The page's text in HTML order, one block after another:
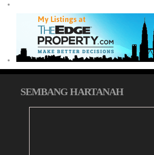
SEMBANG HARTANAH